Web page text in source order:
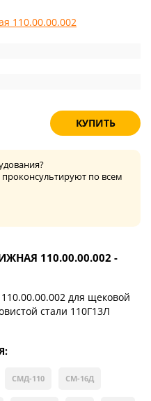
КУПИТЬ
по всем
110.00.00.002 -
для щековой
стали 110Г13Л
СМД-110 СМ-16Д